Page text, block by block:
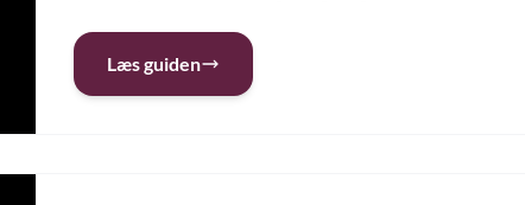
Læs guiden